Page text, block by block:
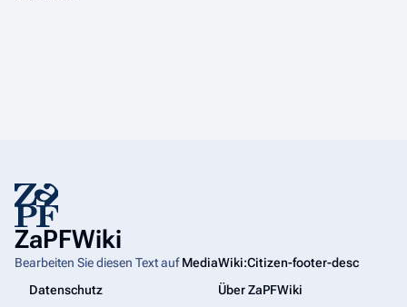
ZaPFWiki
Bearbeiten Sie diesen Text aufMediaWiki:Citizen-footer-desc
Datenschutz
Über ZaPFWiki